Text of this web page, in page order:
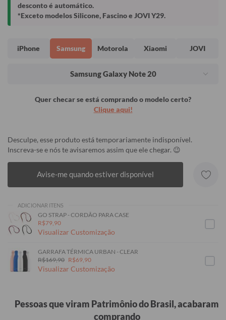
desconto é automático.
*Exceto modelos Silicone, Fascino e JOVI Y29.
iPhone Samsung Motorola Xiaomi JOVI
Samsung Galaxy Note 20
Quer checar se está comprando o modelo certo?
Clique aqui!
Desculpe, esse produto está temporariamente indisponível.
Inscreva-se e nós te avisaremos assim que ele chegar. 😉
Avise-me quando estiver disponível
ADICIONAR ITENS
GO STRAP - CORDÃO PARA CASE
R$79,90
Visualizar Customização
GARRAFA TÉRMICA URBAN - CLEAR
R$169,90 R$69,90
Visualizar Customização
Pessoas que viram Patrimônio do Brasil, acabaram
comprando